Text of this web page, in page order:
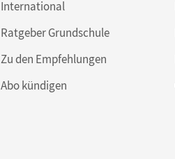
International
Ratgeber Grundschule
Zu den Empfehlungen
Abo kündigen